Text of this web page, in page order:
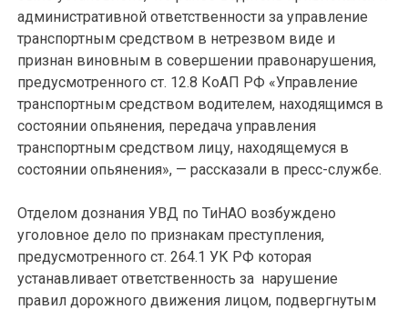
административной ответственности за управление
транспортным средством в нетрезвом виде и
признан виновным в совершении правонарушения,
предусмотренного ст. 12.8 КоАП РФ «Управление
транспортным средством водителем, находящимся в
состоянии опьянения, передача управления
транспортным средством лицу, находящемуся в
состоянии опьянения», — рассказали в пресс-службе.
Отделом дознания УВД по ТиНАО возбуждено
уголовное дело по признакам преступления,
предусмотренного ст. 264.1 УК РФ которая
устанавливает ответственность за нарушение
правил дорожного движения лицом, подвергнутым